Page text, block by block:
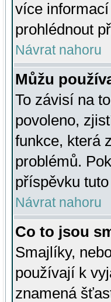
více
prohlédnout
Návrat nahoru
Můžu
To závisí na
povoleno,
funkce, která
problémů.
příspěvku
Návrat nahoru
Co to jsou
Smajlíky,
používají k
znamená